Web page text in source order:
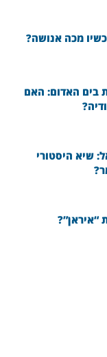
מכה אנושה?
בים האדום: האם
שיא היסטורי